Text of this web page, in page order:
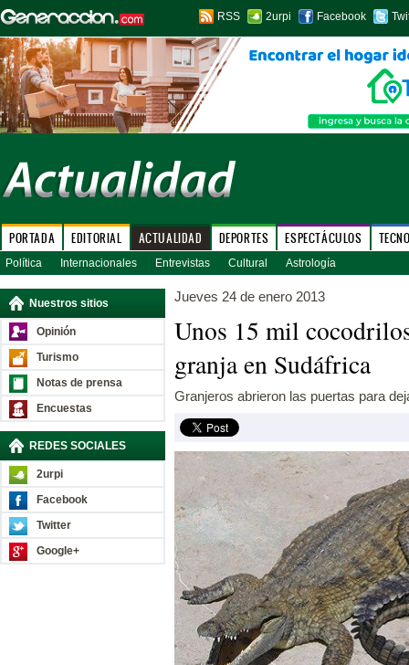
RSS 2urpi Facebook
PORTADA EDITORIAL ACTUALIDAD DEPORTES ESPECTÁCULOS
Política Internacionales Entrevistas Cultural Astrología
Nuestros sitios
Opinión
Turismo
Notas de prensa
Encuestas
REDES SOCIALES
2urpi
Facebook
Twitter
Google+
Jueves 24 de enero 2013
Unos 15 mil
granja en Sudáfrica
Granjeros abrieron las puertas para